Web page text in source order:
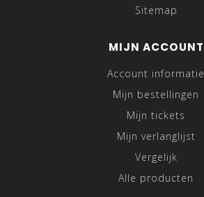
Sitemap
MIJN ACCOUNT
Account informatie
Mijn bestellingen
Mijn tickets
Mijn verlanglijst
Vergelijk
Alle producten